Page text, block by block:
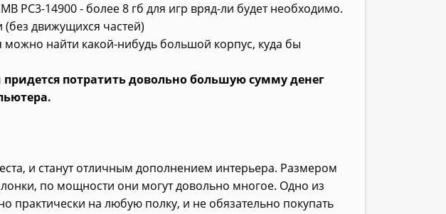
PC3-14900 - более 8 гб для игр вряд-ли будет необходимо.
движущихся частей)
найти какой-нибудь большой корпус, куда бы
потратить довольно большую сумму денег
и станут отличным дополнением интерьера. Размером
по мощности они могут довольно многое. Одно из
практически на любую полку, и не обязательно покупать